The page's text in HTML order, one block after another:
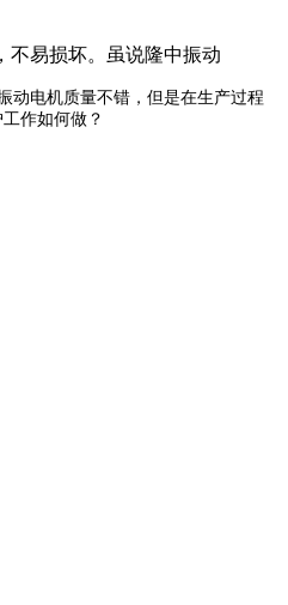
不易损坏。虽说隆中振动
动电机质量不错，但是在生产过程
作如何做？